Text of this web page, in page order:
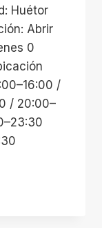
Huétor
Abrir
0
/
/ 20:00–